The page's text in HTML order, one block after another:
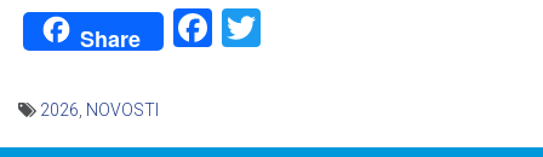
Share Facebook
2026 NOVOSTI